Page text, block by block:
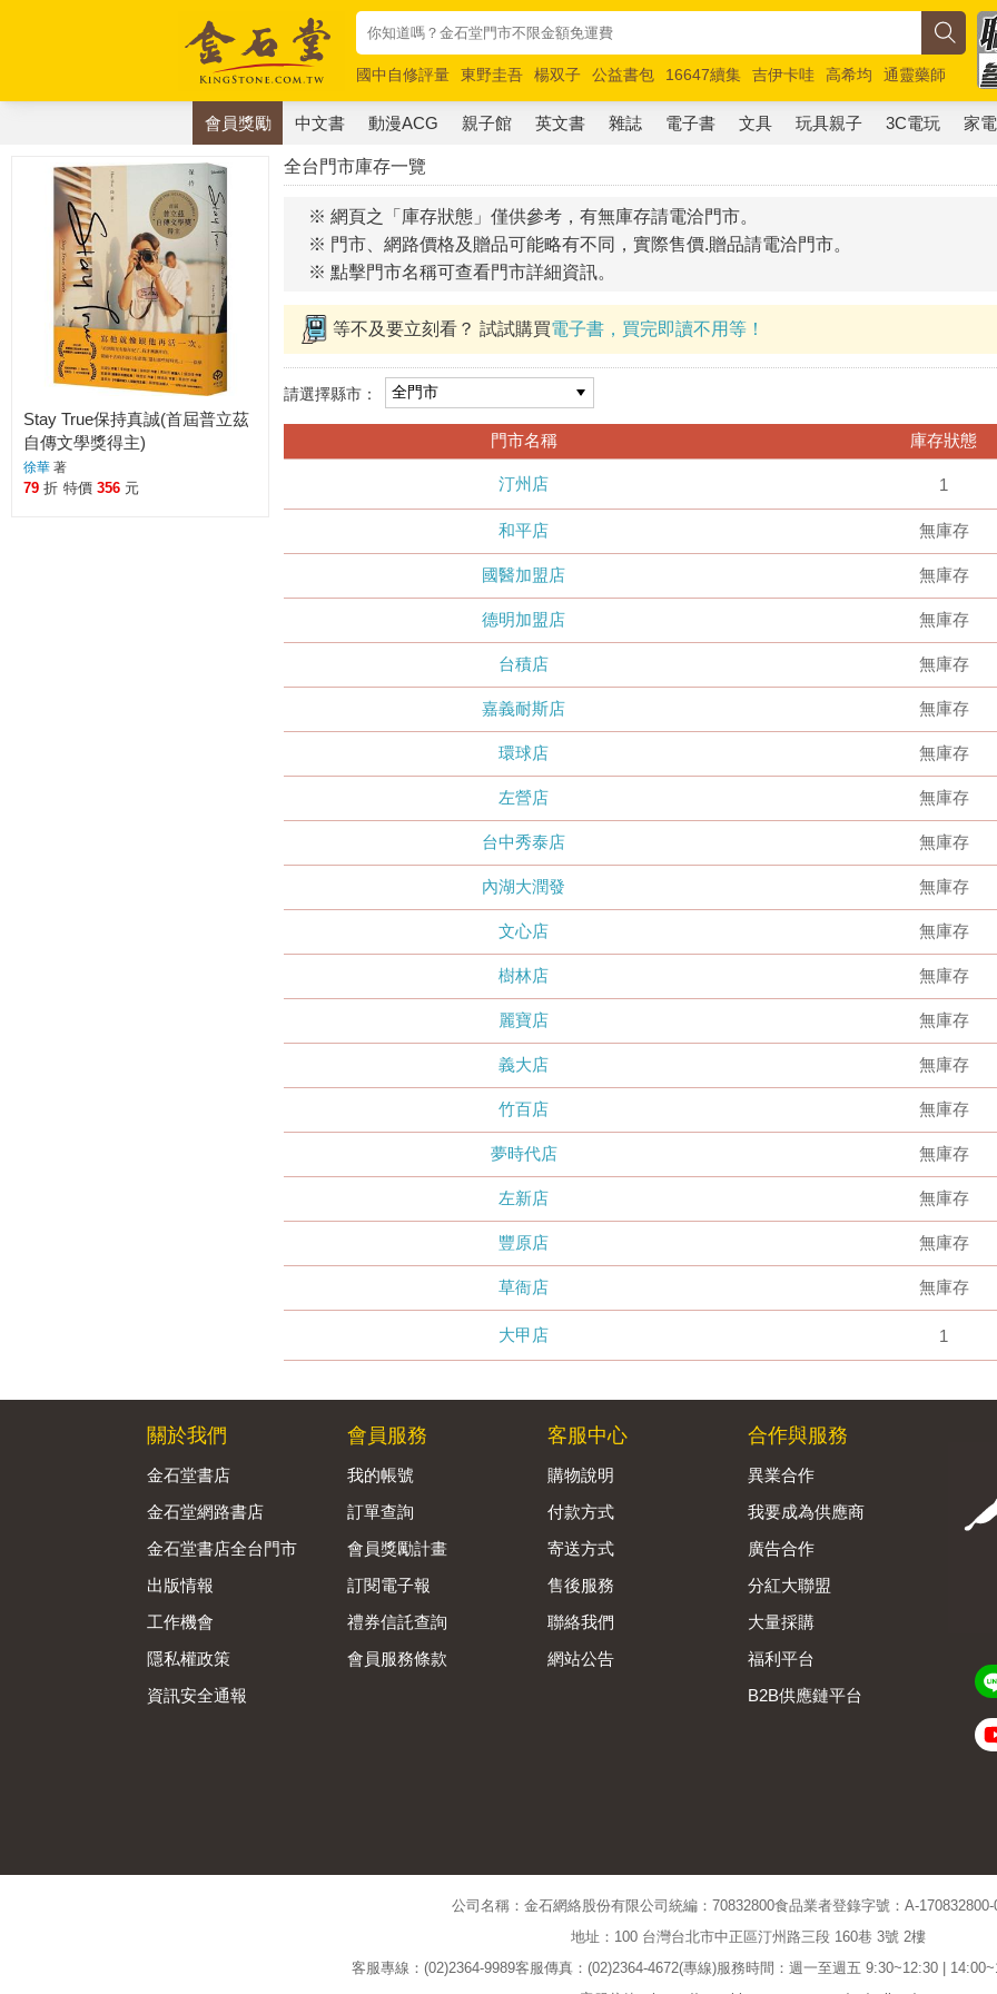
國中自修評量 東野圭吾 楊双子 公益書包 16647續集 吉伊卡哇 高希均
通靈藥師
唯紅花綻放
奧德賽 路邊攤新作 馬斯克 玩具總動員5 超慢跑
會員獎勵 中文書 動漫ACG 親子館 英文書 雜誌 電子書 文具 玩具親子 3C電玩 家電
全台門市庫存一覽
※ 網頁之「庫存狀態」僅供參考，有無庫存請電洽門市。
※ 門市、網路價格及贈品可能略有不同，實際售價.贈品請電洽門市。
※ 點擊門市名稱可查看門市詳細資訊。
等不及要立刻看？ 試試購買電子書，買完即讀不用等！
請選擇縣市：
門市名稱 庫存狀態
汀州店 1
和平店 無庫存
國醫加盟店 無庫存
德明加盟店 無庫存
台積店 無庫存
嘉義耐斯店 無庫存
環球店 無庫存
左營店 無庫存
台中秀泰店 無庫存
內湖大潤發 無庫存
文心店 無庫存
樹林店 無庫存
麗寶店 無庫存
義大店 無庫存
竹百店 無庫存
夢時代店 無庫存
左新店 無庫存
豐原店 無庫存
草衙店 無庫存
大甲店 1
Stay True保持真誠(首屆普立茲
自傳文學獎得主)
徐華 著
79 折 特價 356 元
關於我們
金石堂書店
金石堂網路書店
金石堂書店全台門市
出版情報
工作機會
隱私權政策
資訊安全通報
會員服務
我的帳號
訂單查詢
會員獎勵計畫
訂閱電子報
禮券信託查詢
會員服務條款
客服中心
購物說明
付款方式
寄送方式
售後服務
聯絡我們
網站公告
合作與服務
異業合作
我要成為供應商
廣告合作
分紅大聯盟
大量採購
福利平台
B2B供應鏈平台
公司名稱：金石網絡股份有限公司 統編：70832800食品業者登錄字號：A-170832800-
地址：100 台灣台北市中正區汀州路三段 160巷 3號 2樓
客服專線：(02)2364-9989客服傳真：(02)2364-4672(專線)服務時間：週一至週五 9:30~12:30 |